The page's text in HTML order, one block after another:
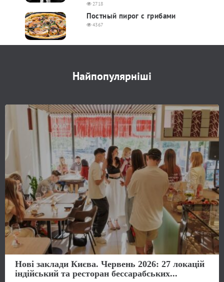
2718
Постный пирог с грибами
4367
Найпопулярніші
Нові заклади Києва. Червень 2026: 27 локацій
індійський та ресторан бессарабських...